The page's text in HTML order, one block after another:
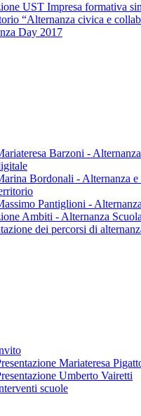
UST Impresa formativa
“Alternanza civica e
Day 2017
Barzoni -
Bordonali - Alternanza e
Pantiglioni -
Ambiti - Alternanza
dei percorsi di
Mariateresa
Umberto Vairetti
scuole